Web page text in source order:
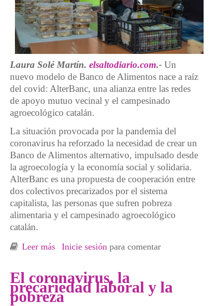
Laura Solé Martín. elsaltodiario.com.- Un
nuevo modelo de Banco de Alimentos nace a raíz
del covid: AlterBanc, una alianza entre las redes
de apoyo mutuo vecinal y el campesinado
agroecológico catalán.
La situación provocada por la pandemia del
coronavirus ha reforzado la necesidad de crear un
Banco de Alimentos alternativo, impulsado desde
la agroecología y la economía social y solidaria.
AlterBanc es una propuesta de cooperación entre
dos colectivos precarizados por el sistema
capitalista, las personas que sufren pobreza
alimentaria y el campesinado agroecológico
catalán.
Leer más sobre Respuesta agroecológica a la pobreza
Inicie sesión para comentar
El coronavirus, la
precariedad laboral y la
pobreza